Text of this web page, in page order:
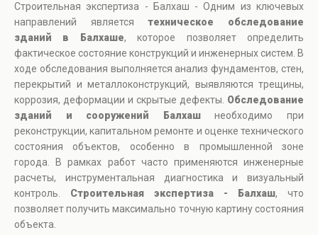
Строительная экспертиза - Балхаш - Одним из ключевых
направлений являетсятехническое обследование
зданий в Балхаше, которое позволяет определить
фактическое состояние конструкций и инженерных систем. В
ходе обследования выполняется анализ фундаментов, стен,
перекрытий и металлоконструкций, выявляются трещины,
коррозия, деформации и скрытые дефекты. Обследование
зданий и сооружений Балхашнеобходимо при
реконструкции, капитальном ремонте и оценке технического
состояния объектов, особенно в промышленной зоне
города. В рамках работ часто применяются инженерные
расчеты, инструментальная диагностика и визуальный
контроль. Строительная экспертиза - Балхаш, что
позволяет получить максимально точную картину состояния
объекта.